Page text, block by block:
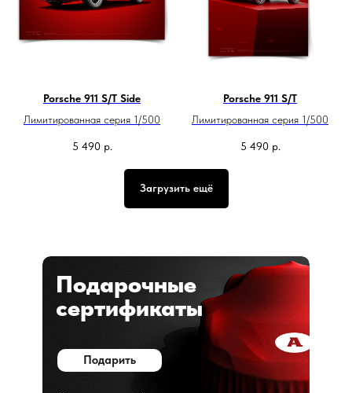
Porsche 911 S/T Side
Лимитированная серия 1/500
5 490 р.
Porsche 911 S/T
Лимитированная серия 1/500
5 490 р.
Загрузить ещё
Подарочные
сертификаты
Подарить